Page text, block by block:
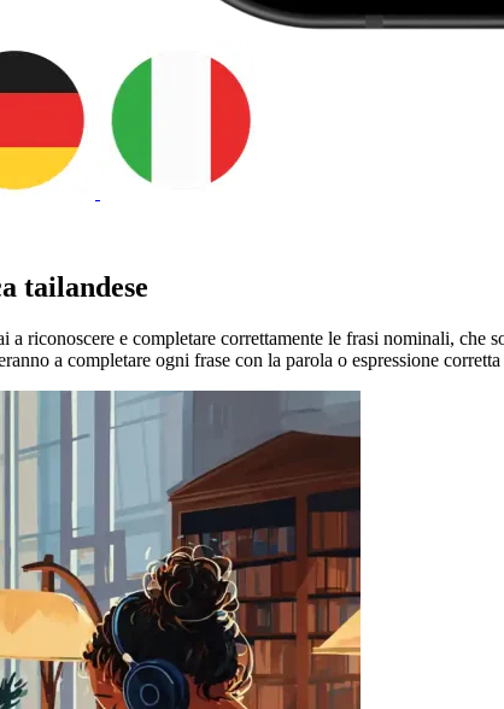
tailandese
a riconoscere e completare correttamente le frasi nominali, che
a completare ogni frase con la parola o espressione